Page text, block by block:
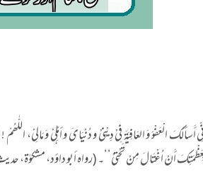
أَسأَلُکَ الْعَفْوَ وَ العَافِیَۃَ فِیْ دِیْنِیْ و دُنْیَایَ و أہْلِیْ وَ مَالِیْ،
أَنْ اُغْتَالَ مِنْ تَحْتِیْ‘‘۔ (رواہ أبو داؤد، مشکوٰۃ، حدیث: